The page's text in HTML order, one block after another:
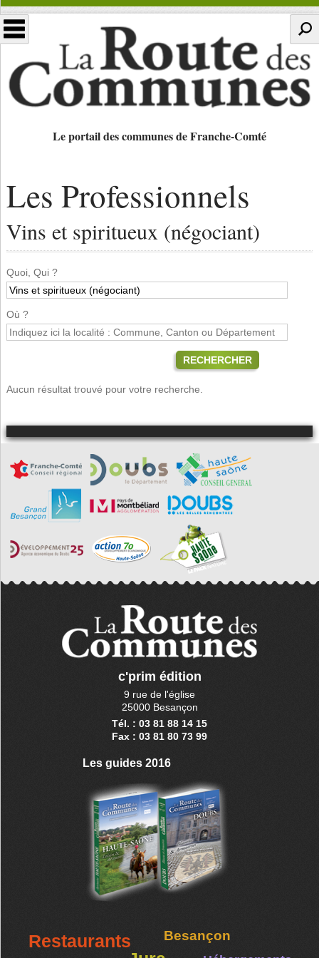
Le portail des communes de Franche-Comté
Les Professionnels
Vins et spiritueux (négociant)
Quoi, Qui ?
Où ?
RECHERCHER
Aucun résultat trouvé pour votre recherche.
c'prim édition
9 rue de l'église
25000 Besançon
Tél. : 03 81 88 14 15
Fax : 03 81 80 73 99
Les guides 2016
Restaurants Besançon